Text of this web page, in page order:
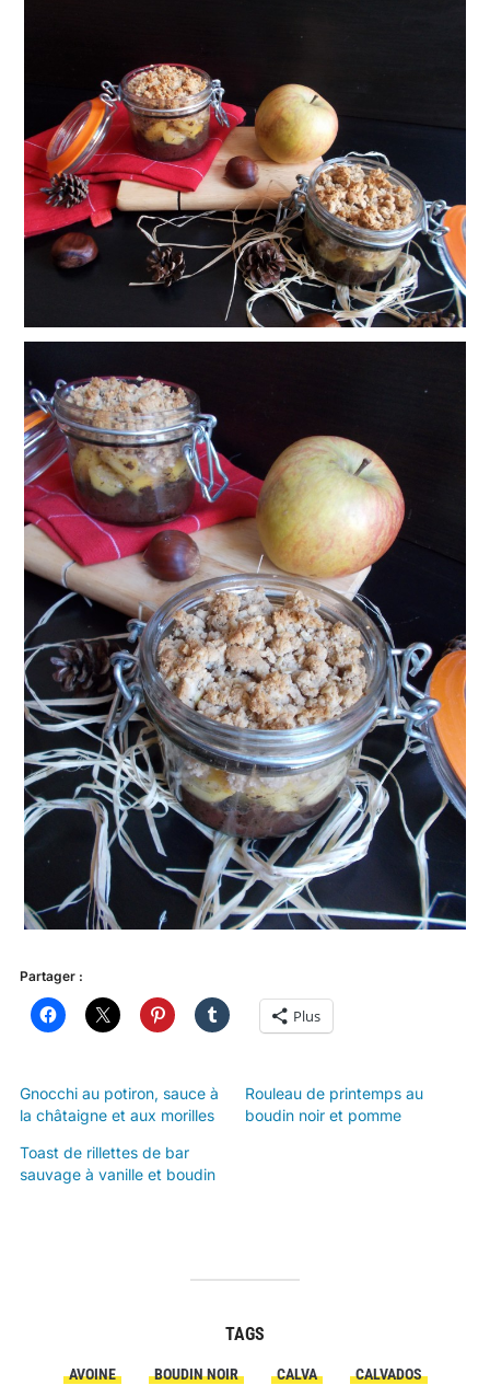
Partager :
Plus
Gnocchi au potiron, sauce à
la châtaigne et aux morilles
Rouleau de printemps au
boudin noir et pomme
Toast de rillettes de bar
sauvage à vanille et boudin
TAGS
AVOINE BOUDIN NOIR CALVA
CALVADOS